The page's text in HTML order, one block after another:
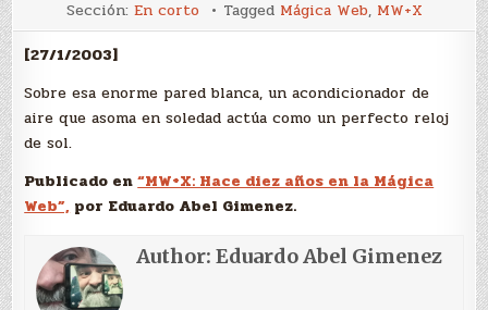
Sección: En corto Tagged Mágica Web, MW+X
[27/1/2003]
Sobre esa enorme pared blanca, un acondicionador de
aire que asoma en soledad actúa como un perfecto reloj
de sol.
Publicado en“MW+X: Hace diez años en la Mágica
Web”, por Eduardo Abel Gimenez.
Author:Eduardo Abel Gimenez